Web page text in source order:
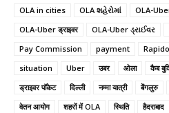
OLA in cities
OLA શહેરોમાં OLA-
OLA-Uber ड्राइवर
OLA-Uber ડ્રાઈવર
Pay Commission
payment
situation
Uber उबर ओला कैब
ड्राइवर पॉकेट
दिल्ली नम्मा यात्री बेंगलुरु
वेतन आयोग
शहरों में OLA स्थिति हैदराबाद